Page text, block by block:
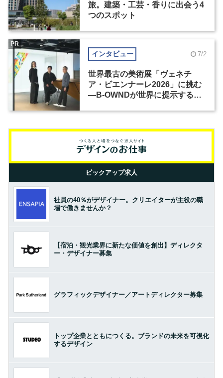
旅。建築・工芸・香りに出会う4
つのスポット
インタビュー 7/2
世界最古の美術展「ヴェネチ
ア・ビエンナーレ2026」に挑む
―B-OWNDが世界に提示する美
PR
ピックアップ求人
社員の40％がデザイナー。クリエイターが主役の職
場で働きませんか？
【宿泊・観光業界に新たな価値を創出】ディレクタ
ー・デザイナー募集
グラフィックデザイナー／アートディレクター募集
トップ企業とともにつくる。ブランドの未来を可視化
するデザイン